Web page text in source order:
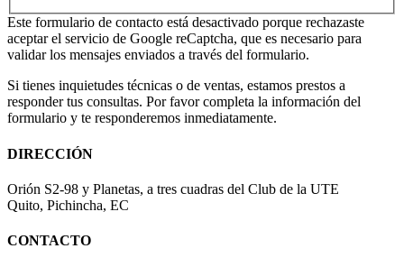
Este formulario de contacto está desactivado porque rechazaste
aceptar el servicio de Google reCaptcha, que es necesario para
validar los mensajes enviados a través del formulario.
Si tienes inquietudes técnicas o de ventas, estamos prestos a
responder tus consultas. Por favor completa la información del
formulario y te responderemos inmediatamente.
DIRECCIÓN
Orión S2-98 y Planetas, a tres cuadras del Club de la UTE
Quito, Pichincha, EC
CONTACTO